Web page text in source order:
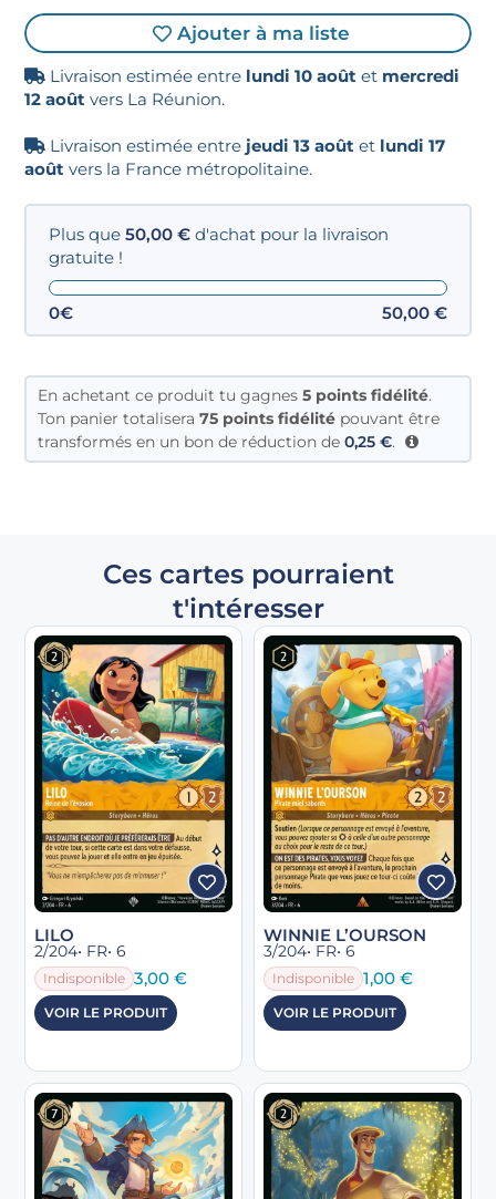
Ajouter à ma liste
Livraison estimée entre lundi 10 août et mercredi
12 août vers La Réunion.
Livraison estimée entre jeudi 13 août et lundi 17
août vers la France métropolitaine.
Plus que50,00€ d'achat pour la livraison
gratuite !
0€ 50,00 €
En achetant ce produit tu gagnes5 points fidélité.
Ton panier totalisera75 points fidélité pouvant être
transformés en un bon de réduction de0,25€.
Ces cartes pourraient
t'intéresser
LILO
2/204• FR• 6
Indisponible 3,00€
VOIR LE PRODUIT
WINNIE L’OURSON
3/204• FR• 6
Indisponible 1,00 €
VOIR LE PRODUIT